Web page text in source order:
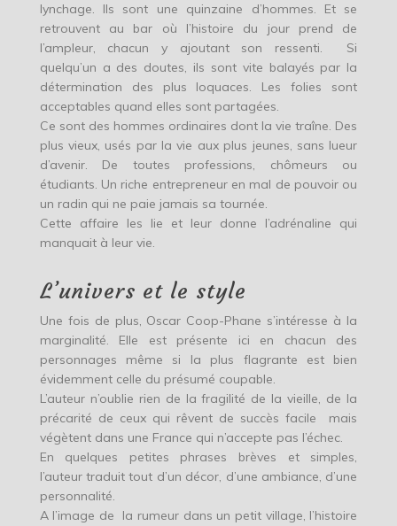
lynchage. Ils sont une quinzaine d’hommes. Et se
retrouvent au bar où l’histoire du jour prend de
l’ampleur, chacun y ajoutant son ressenti. Si
quelqu’un a des doutes, ils sont vite balayés par la
détermination des plus loquaces. Les folies sont
acceptables quand elles sont partagées.
Ce sont des hommes ordinaires dont la vie traîne. Des
plus vieux, usés par la vie aux plus jeunes, sans lueur
d’avenir. De toutes professions, chômeurs ou
étudiants. Un riche entrepreneur en mal de pouvoir ou
un radin qui ne paie jamais sa tournée.
Cette affaire les lie et leur donne l’adrénaline qui
manquait à leur vie.
L’univers et le style
Une fois de plus, Oscar Coop-Phane s’intéresse à la
marginalité. Elle est présente ici en chacun des
personnages même si la plus flagrante est bien
évidemment celle du présumé coupable.
L’auteur n’oublie rien de la fragilité de la vieille, de la
précarité de ceux qui rêvent de succès facile mais
végètent dans une France qui n’accepte pas l’échec.
En quelques petites phrases brèves et simples,
l’auteur traduit tout d’un décor, d’une ambiance, d’une
personnalité.
A l’image de la rumeur dans un petit village, l’histoire